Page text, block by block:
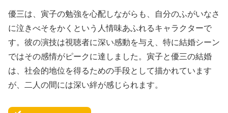
優三は、寅子の勉強を心配しながらも、自分のふがいなさ
に泣きべそをかくという人情味あふれるキャラクターで
す。彼の演技は視聴者に深い感動を与え、特に結婚シーン
ではその感情がピークに達しました。寅子と優三の結婚
は、社会的地位を得るための手段として描かれています
が、二人の間には深い絆が感じられます。